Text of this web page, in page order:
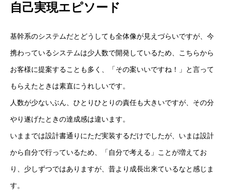
自己実現エピソード
基幹系のシステムだとどうしても全体像が見えづらいですが、今
携わっているシステムは少人数で開発しているため、こちらから
お客様に提案することも多く、「その案いいですね！」と言って
もらえたときは素直にうれしいです。
人数が少ないぶん、ひとりひとりの責任も大きいですが、その分
やり遂げたときの達成感は違います。
いままでは設計書通りにただ実装するだけでしたが、いまは設計
から自分で行っているため、「自分で考える」ことが増えてお
り、少しずつではありますが、昔より成長出来ているなと感じま
す。